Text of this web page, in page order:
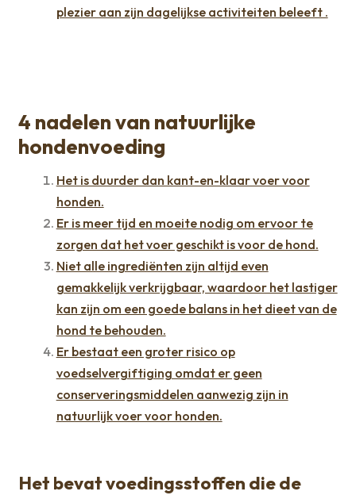
plezier aan zijn dagelijkse activiteiten beleeft .
4 nadelen van natuurlijke
hondenvoeding
Het is duurder dan kant-en-klaar voer voor
honden.
Er is meer tijd en moeite nodig om ervoor te
zorgen dat het voer geschikt is voor de hond.
Niet alle ingrediënten zijn altijd even
gemakkelijk verkrijgbaar, waardoor het lastiger
kan zijn om een goede balans in het dieet van de
hond te behouden.
Er bestaat een groter risico op
voedselvergiftiging omdat er geen
conserveringsmiddelen aanwezig zijn in
natuurlijk voer voor honden.
Het bevat voedingsstoffen die de